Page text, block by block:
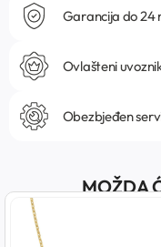
Garancija do 24
Ovlašteni
Obezbjeđen
MOŽDA